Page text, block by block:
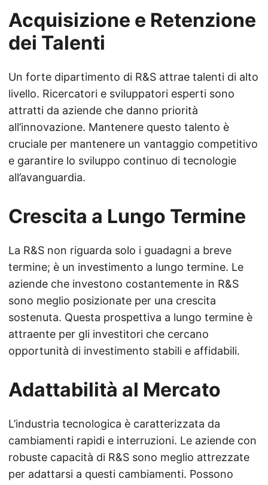
Acquisizione e Retenzione
dei Talenti
Un forte dipartimento di R&S attrae talenti di alto
livello. Ricercatori e sviluppatori esperti sono
attratti da aziende che danno priorità
all’innovazione. Mantenere questo talento è
cruciale per mantenere un vantaggio competitivo
e garantire lo sviluppo continuo di tecnologie
all’avanguardia.
Crescita a Lungo Termine
La R&S non riguarda solo i guadagni a breve
termine; è un investimento a lungo termine. Le
aziende che investono costantemente in R&S
sono meglio posizionate per una crescita
sostenuta. Questa prospettiva a lungo termine è
attraente per gli investitori che cercano
opportunità di investimento stabili e affidabili.
Adattabilità al Mercato
L’industria tecnologica è caratterizzata da
cambiamenti rapidi e interruzioni. Le aziende con
robuste capacità di R&S sono meglio attrezzate
per adattarsi a questi cambiamenti. Possono